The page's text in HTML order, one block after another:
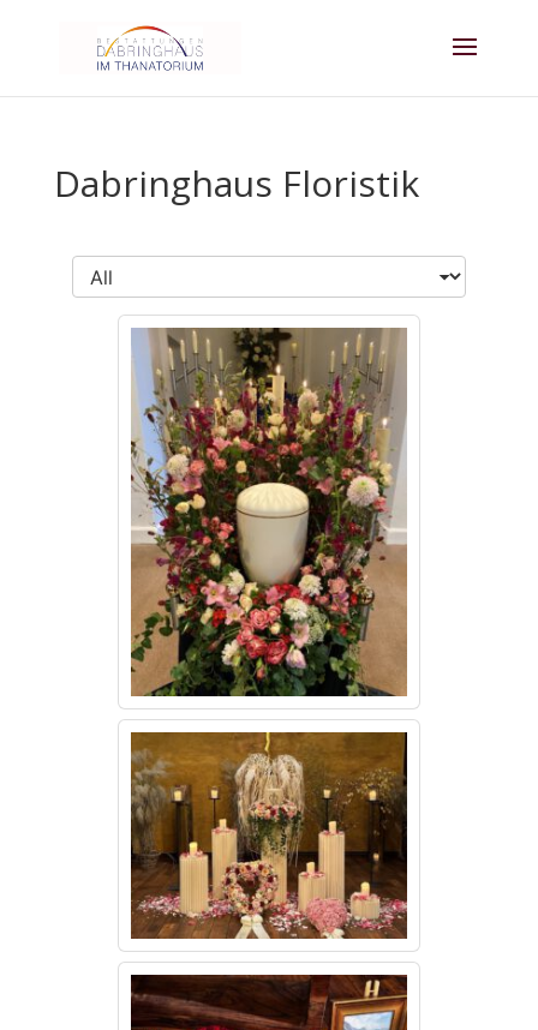
Dabringhaus Floristik